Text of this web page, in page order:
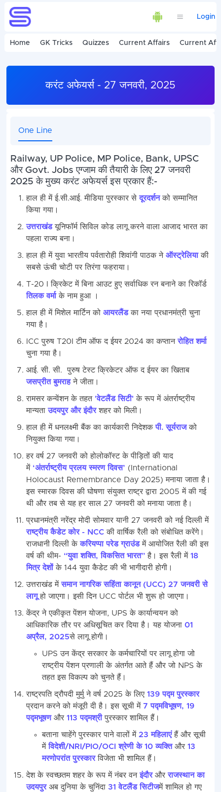
Login
Home GK Tricks Quizzes Current Affairs Current
करंट अफेयर्स - 27 जनवरी, 2025
One Line
Railway, UP Police, MP Police, Bank, UPSC
और Govt. Jobs एग्जाम की तैयारी के लिए 27 जनवरी
2025 के मुख्य करंट अफेयर्स इस प्रकार हैं:-
हाल ही में ई.सी.आई. मीडिया पुरस्कार सेदूरदर्शनको सम्मानित
किया गया।
उत्तराखंडयूनिफॉर्म सिविल कोड लागू करने वाला आजाद भारत का
पहला राज्य बना।
हाल ही में युवा भारतीय पर्वतारोही शिवांगी पाठक ने ऑस्ट्रेलियाकी
सबसे ऊंची चोटी पर तिरंगा फहराया।
T-20 I क्रिकेट में बिना आउट हुए सर्वाधिक रन बनाने का रिकॉर्ड
तिलक वर्माके नाम हुआ ।
हाल ही में मिशेल मार्टिन को आयरलैंडका नया प्रधानमंत्री चुना
गया है।
ICC पुरुष T20I टीम ऑफ द ईयर 2024 का कप्तानरोहित शर्मा
चुना गया है।
आई. सी. सी. पुरुष टेस्ट क्रिकेटर ऑफ द ईयर का खिताब
जसप्रीत बुमराहने जीता।
रामसर कन्वेंशन के तहत'वेटलैंड सिटी' के रूप में अंतर्राष्ट्रीय
मान्यताउदयपुर और इंदौरशहर को मिली।
हाल ही में धनलक्ष्मी बैंक का कार्यकारी निदेशकपी. सूर्यराजको
नियुक्त किया गया।
हर वर्ष 27 जनवरी को होलोकॉस्ट के पीड़ितों की याद
में‘अंतर्राष्ट्रीय प्रलय स्मरण दिवस’ (International
Holocaust Remembrance Day 2025) मनाया जाता है।
इस स्मारक दिवस की घोषणा संयुक्त राष्ट्र द्वारा 2005 में की गई
थी और तब से यह हर साल 27 जनवरी को मनाया जाता है।
प्रधानमंत्री नरेंद्र मोदी सोमवार यानी 27 जनवरी को नई दिल्‍ली में
राष्ट्रीय कैडेट कोर - NCCकी वार्षिक रैली को संबोधित करेंगे।
राजधानी दिल्ली केकरियप्‍पा परेड ग्राउंडमें आयोजित रैली की इस
वर्ष की थीम- “युवा शक्ति, विकसित भारत”है। इस रैली में 18
मित्र देशोंके 144 युवा कैडेट की भी भागीदारी होगी।
उत्तराखंड मेंसमान नागरिक सहिंता कानून (UCC) 27 जनवरी से
लागूहो जाएगा। इसी दिन UCC पोर्टल भी शुरू हो जाएगा।
केंद्र ने एकीकृत पेंशन योजना, UPS के कार्यान्वयन को
आधिकारिक तौर पर अधिसूचित कर दिया है। यह योजना 01
अप्रैल, 2025से लागू होगी।
UPS उन केंद्र सरकार के कर्मचारियों पर लागू होगा जो
राष्ट्रीय पेंशन प्रणाली के अंतर्गत आते हैं और जो NPS के
तहत इस विकल्प को चुनते हैं।
राष्ट्रपति द्रौपदी मुर्मु ने वर्ष 2025 के लिए 139 पद्म पुरस्कार
प्रदान करने को मंजूरी दी है। इस सूची में 7 पद्मविभूषण, 19
पद्मभूषणऔर 113 पद्मश्रीपुरस्कार शामिल हैं।
बताना चाहेंगे पुरस्कार पाने वालों में 23 महिलाएंहैं और सूची
मेंविदेशी/NRI/PIO/OCI श्रेणी के 10 व्यक्तिऔर 13
मरणोपरांत पुरस्कारविजेता भी शामिल हैं।
देश के स्वच्छतम शहर के रूप में नंबर वनइंदौरऔरराजस्थान का
उदयपुरअब दुनिया के चुनिंदा 31 वेटलैंड सिटीजमें शामिल हो गए